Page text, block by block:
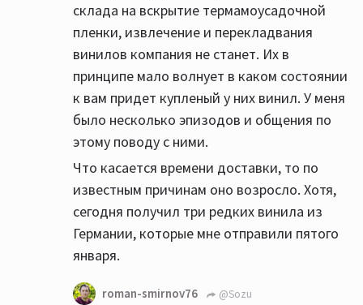
склада на вскрытие термамоусадочной
пленки, извлечение и перекладвания
винилов компания не станет. Их в
принципе мало волнует в каком состоянии
к вам придет купленый у них винил. У меня
было несколько эпизодов и общения по
этому поводу с ними.
Что касается времени доставки, то по
известным причинам оно возросло. Хотя,
сегодня получил три редких винила из
Германии, которые мне отправили пятого
января.
roman-smirnov76
@Sozu